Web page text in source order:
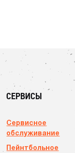
СЕРВИСЫ
Сервисное
обслуживание
Пейнтбольное